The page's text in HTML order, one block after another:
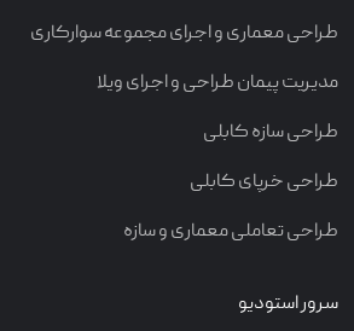
طراحی معماری و اجرای مجموعه سوارکاری
مدیریت پیمان طراحی و اجرای ویلا
طراحی سازه کابلی
طراحی خرپای کابلی
طراحی تعاملی معماری و سازه
سرور استودیو